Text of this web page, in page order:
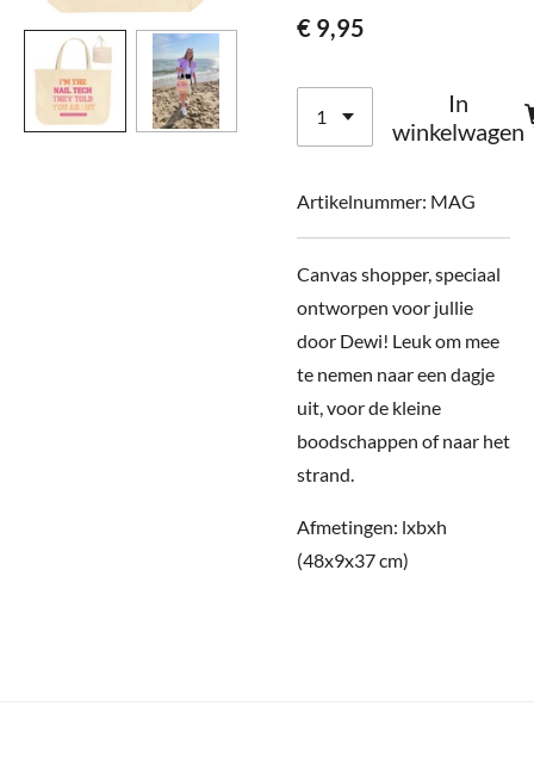
€ 9,95
In
winkelwagen
Artikelnummer: MAG
Canvas shopper, speciaal
ontworpen voor jullie
door Dewi! Leuk om mee
te nemen naar een dagje
uit, voor de kleine
boodschappen of naar het
strand.
Afmetingen: lxbxh
(48x9x37 cm)